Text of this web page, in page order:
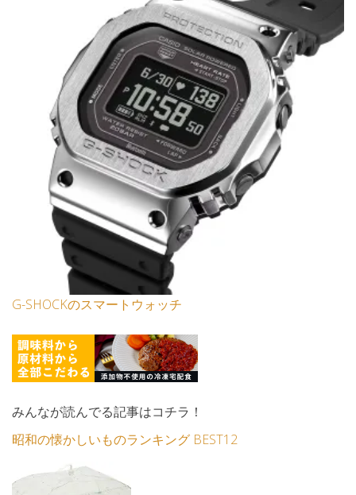
G-SHOCKのスマートウォッチ
みんなが読んでる記事はコチラ！
昭和の懐かしいものランキング BEST12